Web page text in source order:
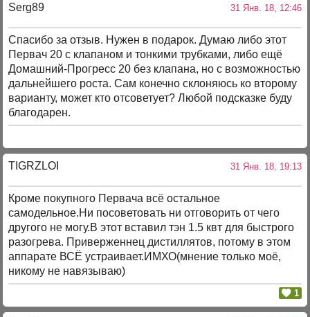
Serg89 31 Янв. 18, 12:46
Спасибо за отзыв. Нужен в подарок. Думаю либо этот
Первач 20 с клапаном и тонкими трубками, либо ещё
Домашний-Прогресс 20 без клапана, но с возможностью
дальнейшего роста. Сам конечно склоняюсь ко второму
варианту, может кто отсоветует? Любой подсказке буду
благодарен.
TIGRZLOI 31 Янв. 18, 19:13
Кроме покупного Первача всё остальное
самодельное.Ни посоветовать ни отговорить от чего
другого не могу.В этот вставил тэн 1.5 квт для быстрого
разогрева. Приверженнец дистиллятов, потому в этом
аппарате ВСЁ устраивает.ИМХО(мнение только моё,
никому не навязываю)
1